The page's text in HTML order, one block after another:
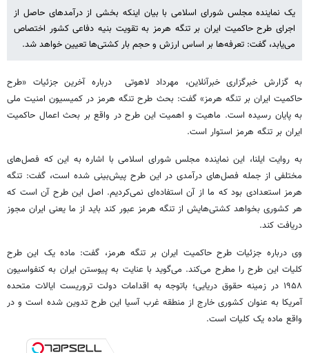
یک نماینده مجلس شورای اسلامی با بیان اینکه بخشی از درآمدهای حاصل از
اجرای طرح حاکمیت ایران بر تنگه هرمز به تقویت بنیه دفاعی کشور اختصاص
می‌یابد، گفت: تعرفه‌ها بر اساس ارزش و حجم بار کشتی‌ها تعیین خواهد شد.
به گزارش خبرگزاری خبرآنلاین، مهرداد لاهوتی درباره آخرین جزئیات «طرح
حاکمیت ایران بر تنگه هرمز» گفت: بحث طرح تنگه هرمز در کمیسیون امنیت ملی
به پایان رسیده است. ماهیت و اهمیت این طرح در واقع بر بحث اعمال حاکمیت
ایران بر تنگه هرمز استوار است.
به روایت ایلنا، این نماینده مجلس شورای اسلامی با اشاره به این که فصل‌های
مختلفی از جمله فصل‌های درآمدی در این طرح پیش‌بینی شده است، گفت: تنگه
هرمز استعدادی بود که ما از آن استفاده‌ای نمی‌کردیم. اصل این طرح آن است که
هر کشوری بخواهد کشتی‌هایش از تنگه هرمز عبور کند باید از ما یعنی ایران مجوز
دریافت کند.
وی درباره جزئیات طرح حاکمیت ایران بر تنگه هرمز، گفت: ماده یک این طرح
کلیات این طرح را مطرح می‌کند. می‌گوید با عنایت به پیوستن ایران به کنفواسیون
۱۹۵۸ در زمینه حقوق دریایی؛ باتوجه به اقدامات دولت تروریست ایالات متحده
آمریکا به عنوان کشوری خارج از منطقه غرب آسیا این طرح تدوین شده است و در
واقع ماده یک کلیات است.